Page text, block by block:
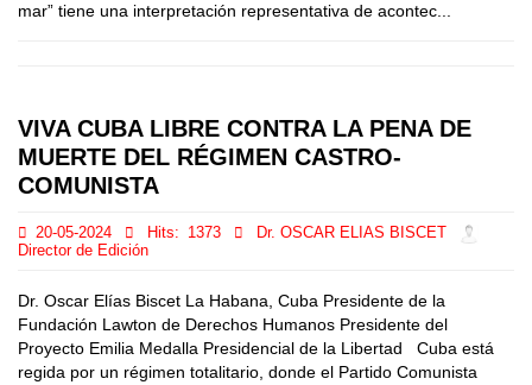
mar” tiene una interpretación representativa de acontec...
VIVA CUBA LIBRE CONTRA LA PENA DE
MUERTE DEL RÉGIMEN CASTRO-
COMUNISTA
20-05-2024 Hits: 1373
Dr. OSCAR ELIAS BISCET
Director de Edición
Dr. Oscar Elías Biscet La Habana, Cuba Presidente de la
Fundación Lawton de Derechos Humanos Presidente del
Proyecto Emilia Medalla Presidencial de la Libertad Cuba está
regida por un régimen totalitario, donde el Partido Comunista